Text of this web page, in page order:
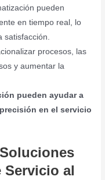
pueden
en tiempo real, lo
procesos, las
y aumentar la
pueden ayudar a
en el servicio
Servicio al